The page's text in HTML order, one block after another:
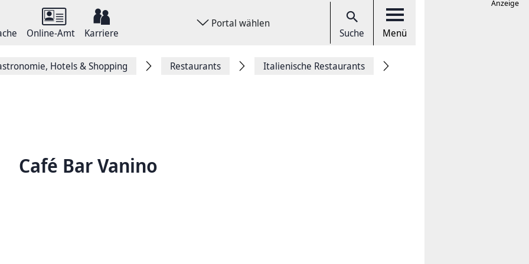
Online-Amt Karriere
Portal wählen
Suche Menü
Hotels & Shopping Restaurants Italienische Restaurants
Café Bar Vanino
Anzeige